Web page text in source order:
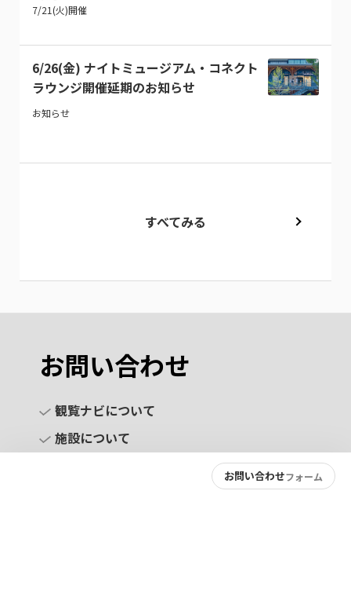
お問い合わせフォーム
7/21(火)開催
6/26(金) ナイトミュージアム・コネクト
ラウンジ開催延期のお知らせ
お知らせ
すべてみる
お問い合わせ
観覧ナビについて
施設について